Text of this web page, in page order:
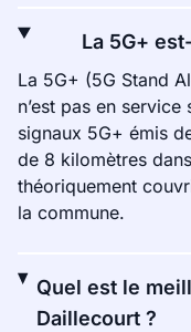
La 5G+
La 5G+ (5G Stand
n’est pas en
signaux 5G+ émis
de 8 kilomètres
théoriquement
la commune.
Quel est le
Daillecourt ?